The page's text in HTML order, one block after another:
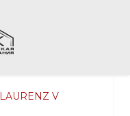
LAURENZ V